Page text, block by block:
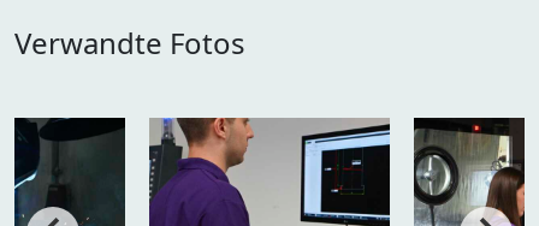
Verwandte Fotos